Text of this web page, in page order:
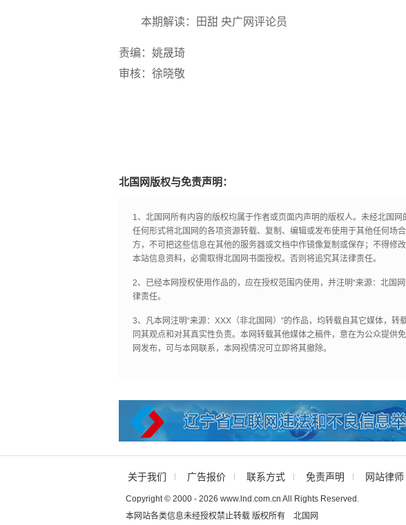
本期解读：田甜 央广网评论员
责编：姚晟琦
审核：徐晓敬
北国网版权与免责声明：
1、北国网所有内容的版权均属于作者或页面内声明的版权人。未经北国
任何形式将北国网的各项资源转载、复制、编辑或发布使用于其他任何场
方，不可把这些信息在其他的服务器或文档中作镜像复制或保存；不得修
本站信息资料，必需取得北国网书面授权。否则将追究其法律责任。
2、已经本网授权使用作品的，应在授权范围内使用，并注明“来源：北国
律责任。
3、凡本网注明“来源：XXX（非北国网）”的作品，均转载自其它媒体，
同其观点和对其真实性负责。本网转载其他媒体之稿件，意在为公众提供
网发布，可与本网联系，本网视情况可立即将其撤除。
关于我们 广告报价 联系方式 免责声明 网站律师
Copyright © 2000 - 2026 www.lnd.com.cn All Rights Reserved.
本网站各类信息未经授权禁止转载 版权所有 北国网